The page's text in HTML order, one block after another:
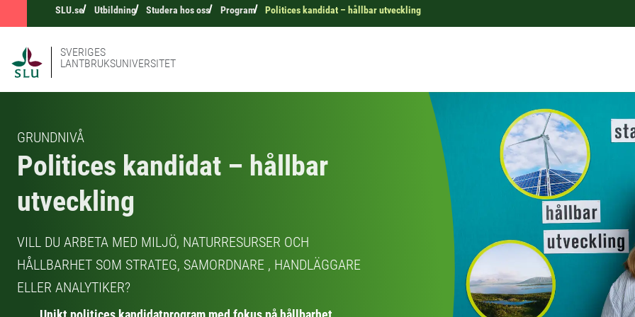
SLU.se Utbildning Studera hos oss Program Politices kandidat – hållbar utveckling
SVERIGES
LANTBRUKSUNIVERSITET
GRUNDNIVÅ
Politices kandidat – hållbar
utveckling
VILL DU ARBETA MED MILJÖ, NATURRESURSER OCH
HÅLLBARHET SOM STRATEG, SAMORDNARE , HANDLÄGGARE
ELLER ANALYTIKER?